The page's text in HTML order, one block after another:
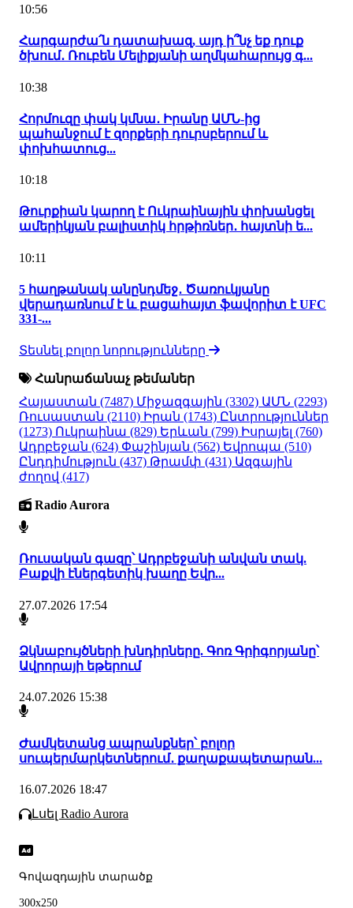
10:56
Հարգարժա՛ն դատախազ, այդ ի՞նչ եք դուք
ծխում․ Ռուբեն Մելիքյանի աղմկահարույց գ...
10:38
Հորմուզը փակ կմնա․ Իրանը ԱՄՆ-ից
պահանջում է զորքերի դուրսբերում և
փոխհատուց...
10:18
Թուրքիան կարող է Ուկրաինային փոխանցել
ամերիկյան բալիստիկ հրթիռներ․ հայտնի ե...
10:11
5 հաղթանակ անընդմեջ․ Ծառուկյանը
վերադառնում է և բացահայտ ֆավորիտ է UFC
331-...
Տեսնել բոլոր նորությունները
Հանրաճանաչ թեմաներ
Հայաստան (7487) Միջազգային (3302) ԱՄՆ (2293)
Ռուսաստան (2110) Իրան (1743) Ընտրություններ
(1273) Ուկրաինա (829) Երևան (799) Իսրայել (760)
Ադրբեջան (624) Փաշինյան (562) Եվրոպա (510)
Ընդդիմություն (437) Թրամփ (431) Ազգային
ժողով (417)
Radio Aurora
Ռուսական գազը՝ Ադրբեջանի անվան տակ.
Բաքվի էներգետիկ խաղը Եվր...
27.07.2026 17:54
Ձկնաբույծների խնդիրները. Գոռ Գրիգորյանը՝
Ավրորայի եթերում
24.07.2026 15:38
Ժամկետանց ապրանքներ՝ բոլոր
սուպերմարկետներում․ քաղաքապետարան...
16.07.2026 18:47
Լսել Radio Aurora
Գովազդային տարածք
300x250